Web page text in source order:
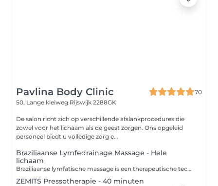
Pavlina Body Clinic
70
50, Lange kleiweg Rijswijk 2288GK
De salon richt zich op verschillende afslankprocedures die
zowel voor het lichaam als de geest zorgen. Ons opgeleid
personeel biedt u volledige zorg e...
Braziliaanse Lymfedrainage Massage - Hele
lichaam
Braziliaanse lymfatische massage is een therapeutische techniek die zich richt op de stimulatie van het lymfestelsel en de ondersteuning van de detoxificatie van het lichaam. Deze massage, die zijn oorsprong in Brazilië heeft, wordt uitgevoerd met zachte, ritmische bewegingen en druk die de lymfe-afvoer bevorderen en de bloedcirculatie verbeteren. Contra-indicaties: 1. Acute infecties 2. Ontstekingziekten 3. Tumoren 4. Trombose 5. Hartproblemen 6. Diabetes 7. Open wonden 8. Zwangerschap
ZEMITS Pressotherapie - 40 minuten